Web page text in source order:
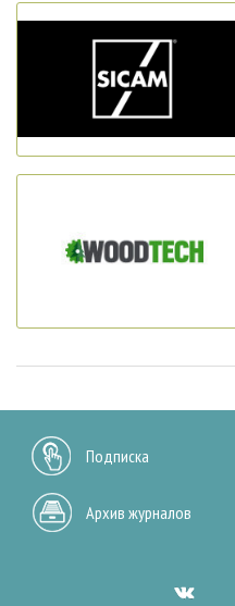
Подписка
Архив журналов